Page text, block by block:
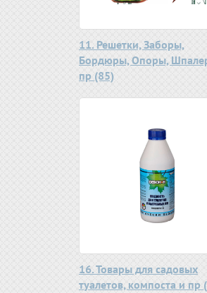
11. Решетки, Заборы,
Бордюры, Опоры,
пр (85)
16. Товары для садовых
туалетов, компоста и пр